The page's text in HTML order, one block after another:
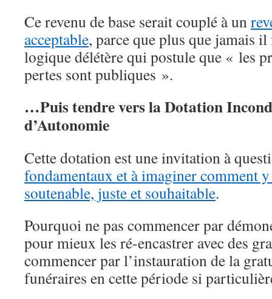
Ce revenu de base serait couplé à un
acceptable, parce que plus que jamais
logique délétère qui postule que « les
pertes sont publiques ».
…Puis tendre vers la Dotation
d’Autonomie
Cette dotation est une invitation à
fondamentaux et à imaginer comment
soutenable, juste et souhaitable.
Pourquoi ne pas commencer par
pour mieux les ré-encastrer avec des
commencer par l’instauration de la
funéraires en cette période si